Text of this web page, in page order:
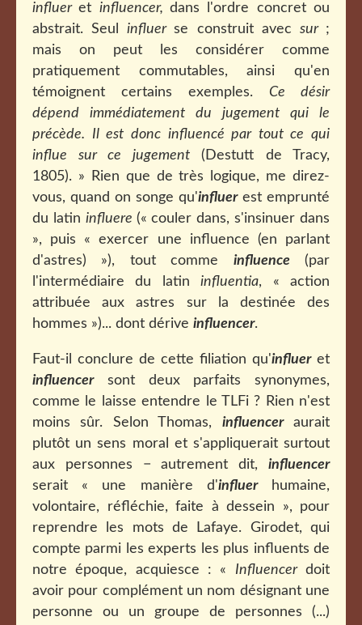
influeret influencer,dans l'ordre concret ou
abstrait. Seulinfluerse construit avec sur ;
mais on peut les considérer comme
pratiquement commutables, ainsi qu'en
témoignent certains exemples. Ce désir
dépend immédiatement du jugement qui le
précède. Il est donc influencé par tout ce qui
influe sur ce jugement(Destutt de Tracy,
1805). » Rien que de très logique, me direz-
vous, quand on songe qu'influerest emprunté
du latin influere (« couler dans, s'insinuer dans
», puis « exercer une influence (en parlant
d'astres) »), tout comme influence(par
l'intermédiaire du latininfluentia, « action
attribuée aux astres sur la destinée des
hommes »)... dont dérive influencer.
Faut-il conclure de cette filiation qu'influeret
influencersont deux parfaits synonymes,
comme le laisse entendre le TLFi ? Rien n'est
moins sûr. Selon Thomas, influenceraurait
plutôt un sens moral et s'appliquerait surtout
aux personnes − autrement dit, influencer
serait « une manière d'influerhumaine,
volontaire, réfléchie, faite à dessein », pour
reprendre les mots de Lafaye. Girodet, qui
compte parmi les experts les plus influents de
notre époque, acquiesce : « Influencerdoit
avoir pour complément un nom désignant une
personne ou un groupe de personnes (...)